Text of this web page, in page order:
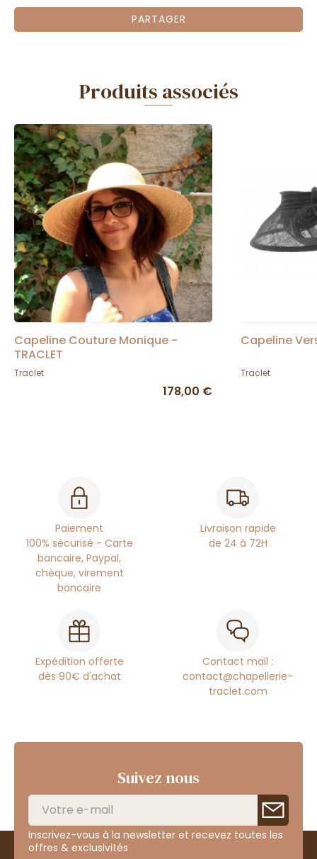
PARTAGER
Produits associés
Capeline Couture Monique -
TRACLET
Traclet
178,00 €
Capeline
Traclet
Paiement
100% sécurisé - Carte
bancaire, Paypal,
chèque, virement
bancaire
Livraison rapide
de 24 à 72H
Expédition offerte
dès 90€ d'achat
Contact mail :
contact@chapellerie-
traclet.com
Suivez nous
Inscrivez-vous à la newsletter et recevez toutes les
offres & exclusivités